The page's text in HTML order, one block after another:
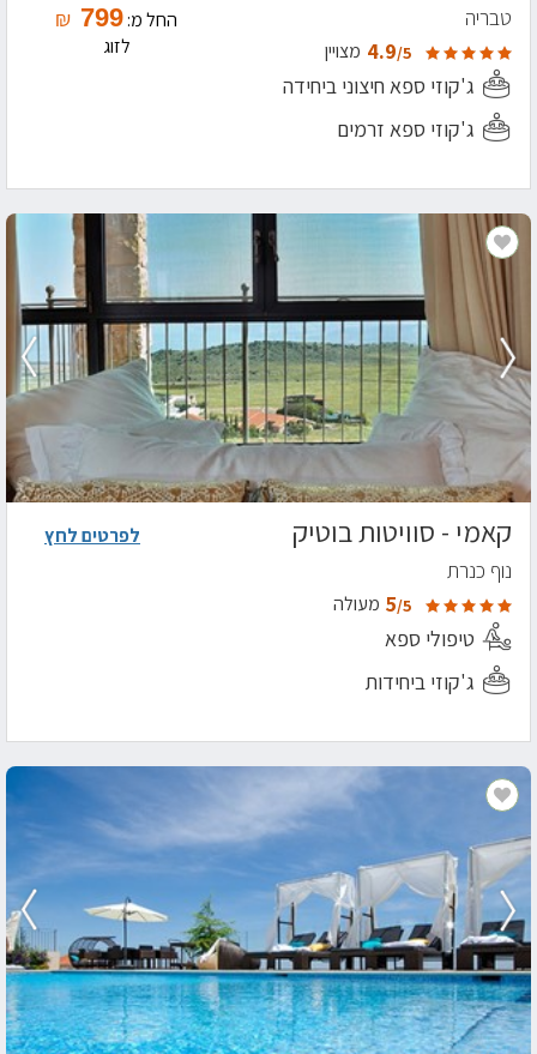
טבריה
4.9/5 מצויין
ג'קוזי ספא חיצוני ביחידה
ג'קוזי ספא זרמים
החל מ:799
₪
לזוג
קאמי - סוויטות בוטיק
נוף כנרת
5/5 מעולה
טיפולי ספא
ג'קוזי ביחידות
לפרטים לחץ